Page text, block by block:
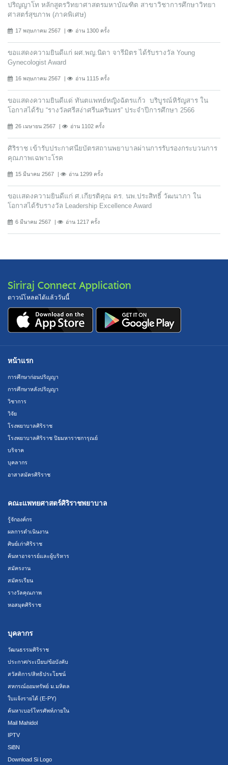
ปริญญาโท หลักสูตรวิทยาศาสตรมหาบัณฑิต สาขาวิชาการศึกษาวิทยา
ศาสตร์สุขภาพ (ภาคพิเศษ)
17 พฤษภาคม 2567 อ่าน 1300 ครั้ง
ขอแสดงความยินดีแก่ ผศ.พญ.นิดา จารีมิตร ได้รับรางวัล Young
Gynecologist Award
16 พฤษภาคม 2567 อ่าน 1115 ครั้ง
ขอแสดงความยินดีแด่ ทันตแพทย์หญิงฉัตรแก้ว บริบูรณ์หิรัญสาร ใน
โอกาสได้รับ “รางวัลศรีสง่าศรีนครินทร” ประจำปีการศึกษา 2566
26 เมษายน 2567 อ่าน 1102 ครั้ง
ศิริราช เข้ารับประกาศนียบัตรสถานพยาบาลผ่านการรับรองกระบวนการ
คุณภาพเฉพาะโรค
15 มีนาคม 2567 อ่าน 1299 ครั้ง
ขอเเสดงความยินดีแก่ ศ.เกียรติคุณ ดร. นพ.ประสิทธิ์ วัฒนาภา ใน
โอกาสได้รับรางวัล Leadership Excellence Award
6 มีนาคม 2567 อ่าน 1217 ครั้ง
Siriraj Connect Application
ดาวน์โหลดได้แล้ววันนี้
หน้าแรก
การศึกษาก่อนปริญญา
การศึกษาหลังปริญญา
วิชาการ
วิจัย
โรงพยาบาลศิริราช
โรงพยาบาลศิริราช ปิยมหาราชการุณย์
บริจาค
บุคลากร
อาสาสมัครศิริราช
คณะแพทยศาสตร์ศิริราชพยาบาล
รู้จักองค์กร
ผลการดำเนินงาน
ศิษย์เก่าศิริราช
ค้นหาอาจารย์และผู้บริหาร
สมัครงาน
สมัครเรียน
รางวัลคุณภาพ
หอสมุดศิริราช
บุคลากร
วัฒนธรรมศิริราช
ประกาศ/ระเบียบ/ข้อบังคับ
สวัสดิการ/สิทธิประโยชน์
สหกรณ์ออมทรัพย์ ม.มหิดล
ใบแจ้งรายได้ (E-PY)
ค้นหาเบอร์โทรศัพท์ภายใน
Mail Mahidol
IPTV
SiBN
Download Si Logo